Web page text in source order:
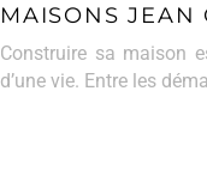
MAISONS JEAN
Construire sa maison
d’une vie. Entre les